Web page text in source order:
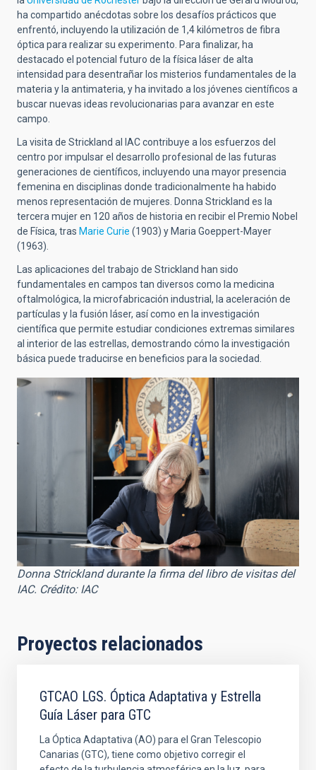
ha compartido anécdotas sobre los desafíos prácticos que
enfrentó, incluyendo la utilización de 1,4 kilómetros de fibra
óptica para realizar su experimento. Para finalizar, ha
destacado el potencial futuro de la física láser de alta
intensidad para desentrañar los misterios fundamentales de la
materia y la antimateria, y ha invitado a los jóvenes científicos a
buscar nuevas ideas revolucionarias para avanzar en este
campo.
La visita de Strickland al IAC contribuye a los esfuerzos del
centro por impulsar el desarrollo profesional de las futuras
generaciones de científicos, incluyendo una mayor presencia
femenina en disciplinas donde tradicionalmente ha habido
menos representación de mujeres. Donna Strickland es la
tercera mujer en 120 años de historia en recibir el Premio Nobel
de Física, tras Marie Curie (1903) y Maria Goeppert-Mayer
(1963).
Las aplicaciones del trabajo de Strickland han sido
fundamentales en campos tan diversos como la medicina
oftalmológica, la microfabricación industrial, la aceleración de
partículas y la fusión láser, así como en la investigación
científica que permite estudiar condiciones extremas similares
al interior de las estrellas, demostrando cómo la investigación
básica puede traducirse en beneficios para la sociedad.
Donna Strickland durante la firma del libro de visitas del
IAC. Crédito: IAC
Proyectos relacionados
GTCAO LGS. Óptica Adaptativa y Estrella
Guía Láser para GTC
La Óptica Adaptativa (AO) para el Gran Telescopio
Canarias (GTC), tiene como objetivo corregir el